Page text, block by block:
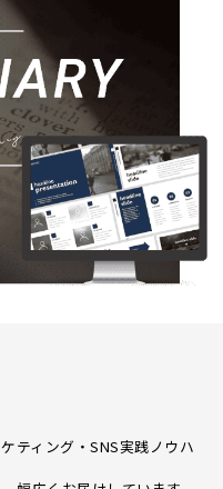
ティング・SNS実践ノウハ